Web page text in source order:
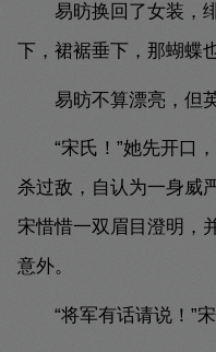
易昉换回了女装，
下，裙裾垂下，那蝴蝶
易昉不算漂亮，但
“宋氏！”她先开口
杀过敌，自认为一身威
宋惜惜一双眉目澄明，
意外。
“将军有话请说！”宋